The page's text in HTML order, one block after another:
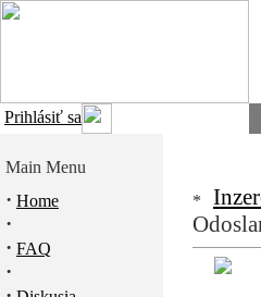
Prihlásiť sa
Main Menu
· Home
·
· FAQ
·